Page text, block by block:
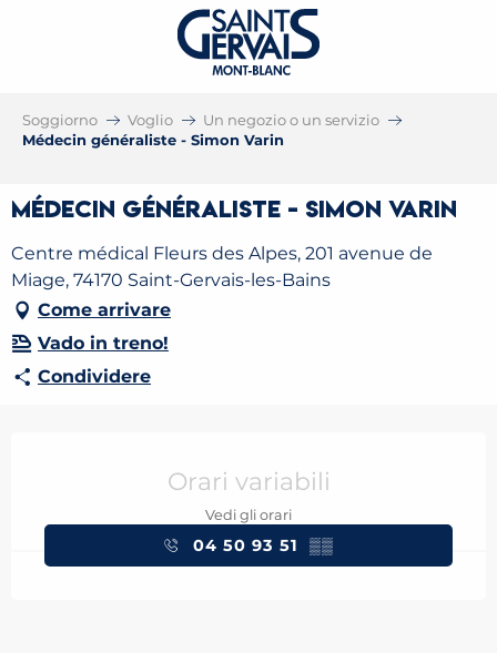
Soggiorno Voglio
Un negozio o un servizio
Médecin généraliste - Simon Varin
Médecin généraliste - Simon Varin
Centre médical Fleurs des Alpes, 201 avenue de
Miage, 74170 Saint-Gervais-les-Bains
Come arrivare
Vado in treno!
Condividere
Orari variabili
Vedi gli orari
04 50 93 51 ▒▒